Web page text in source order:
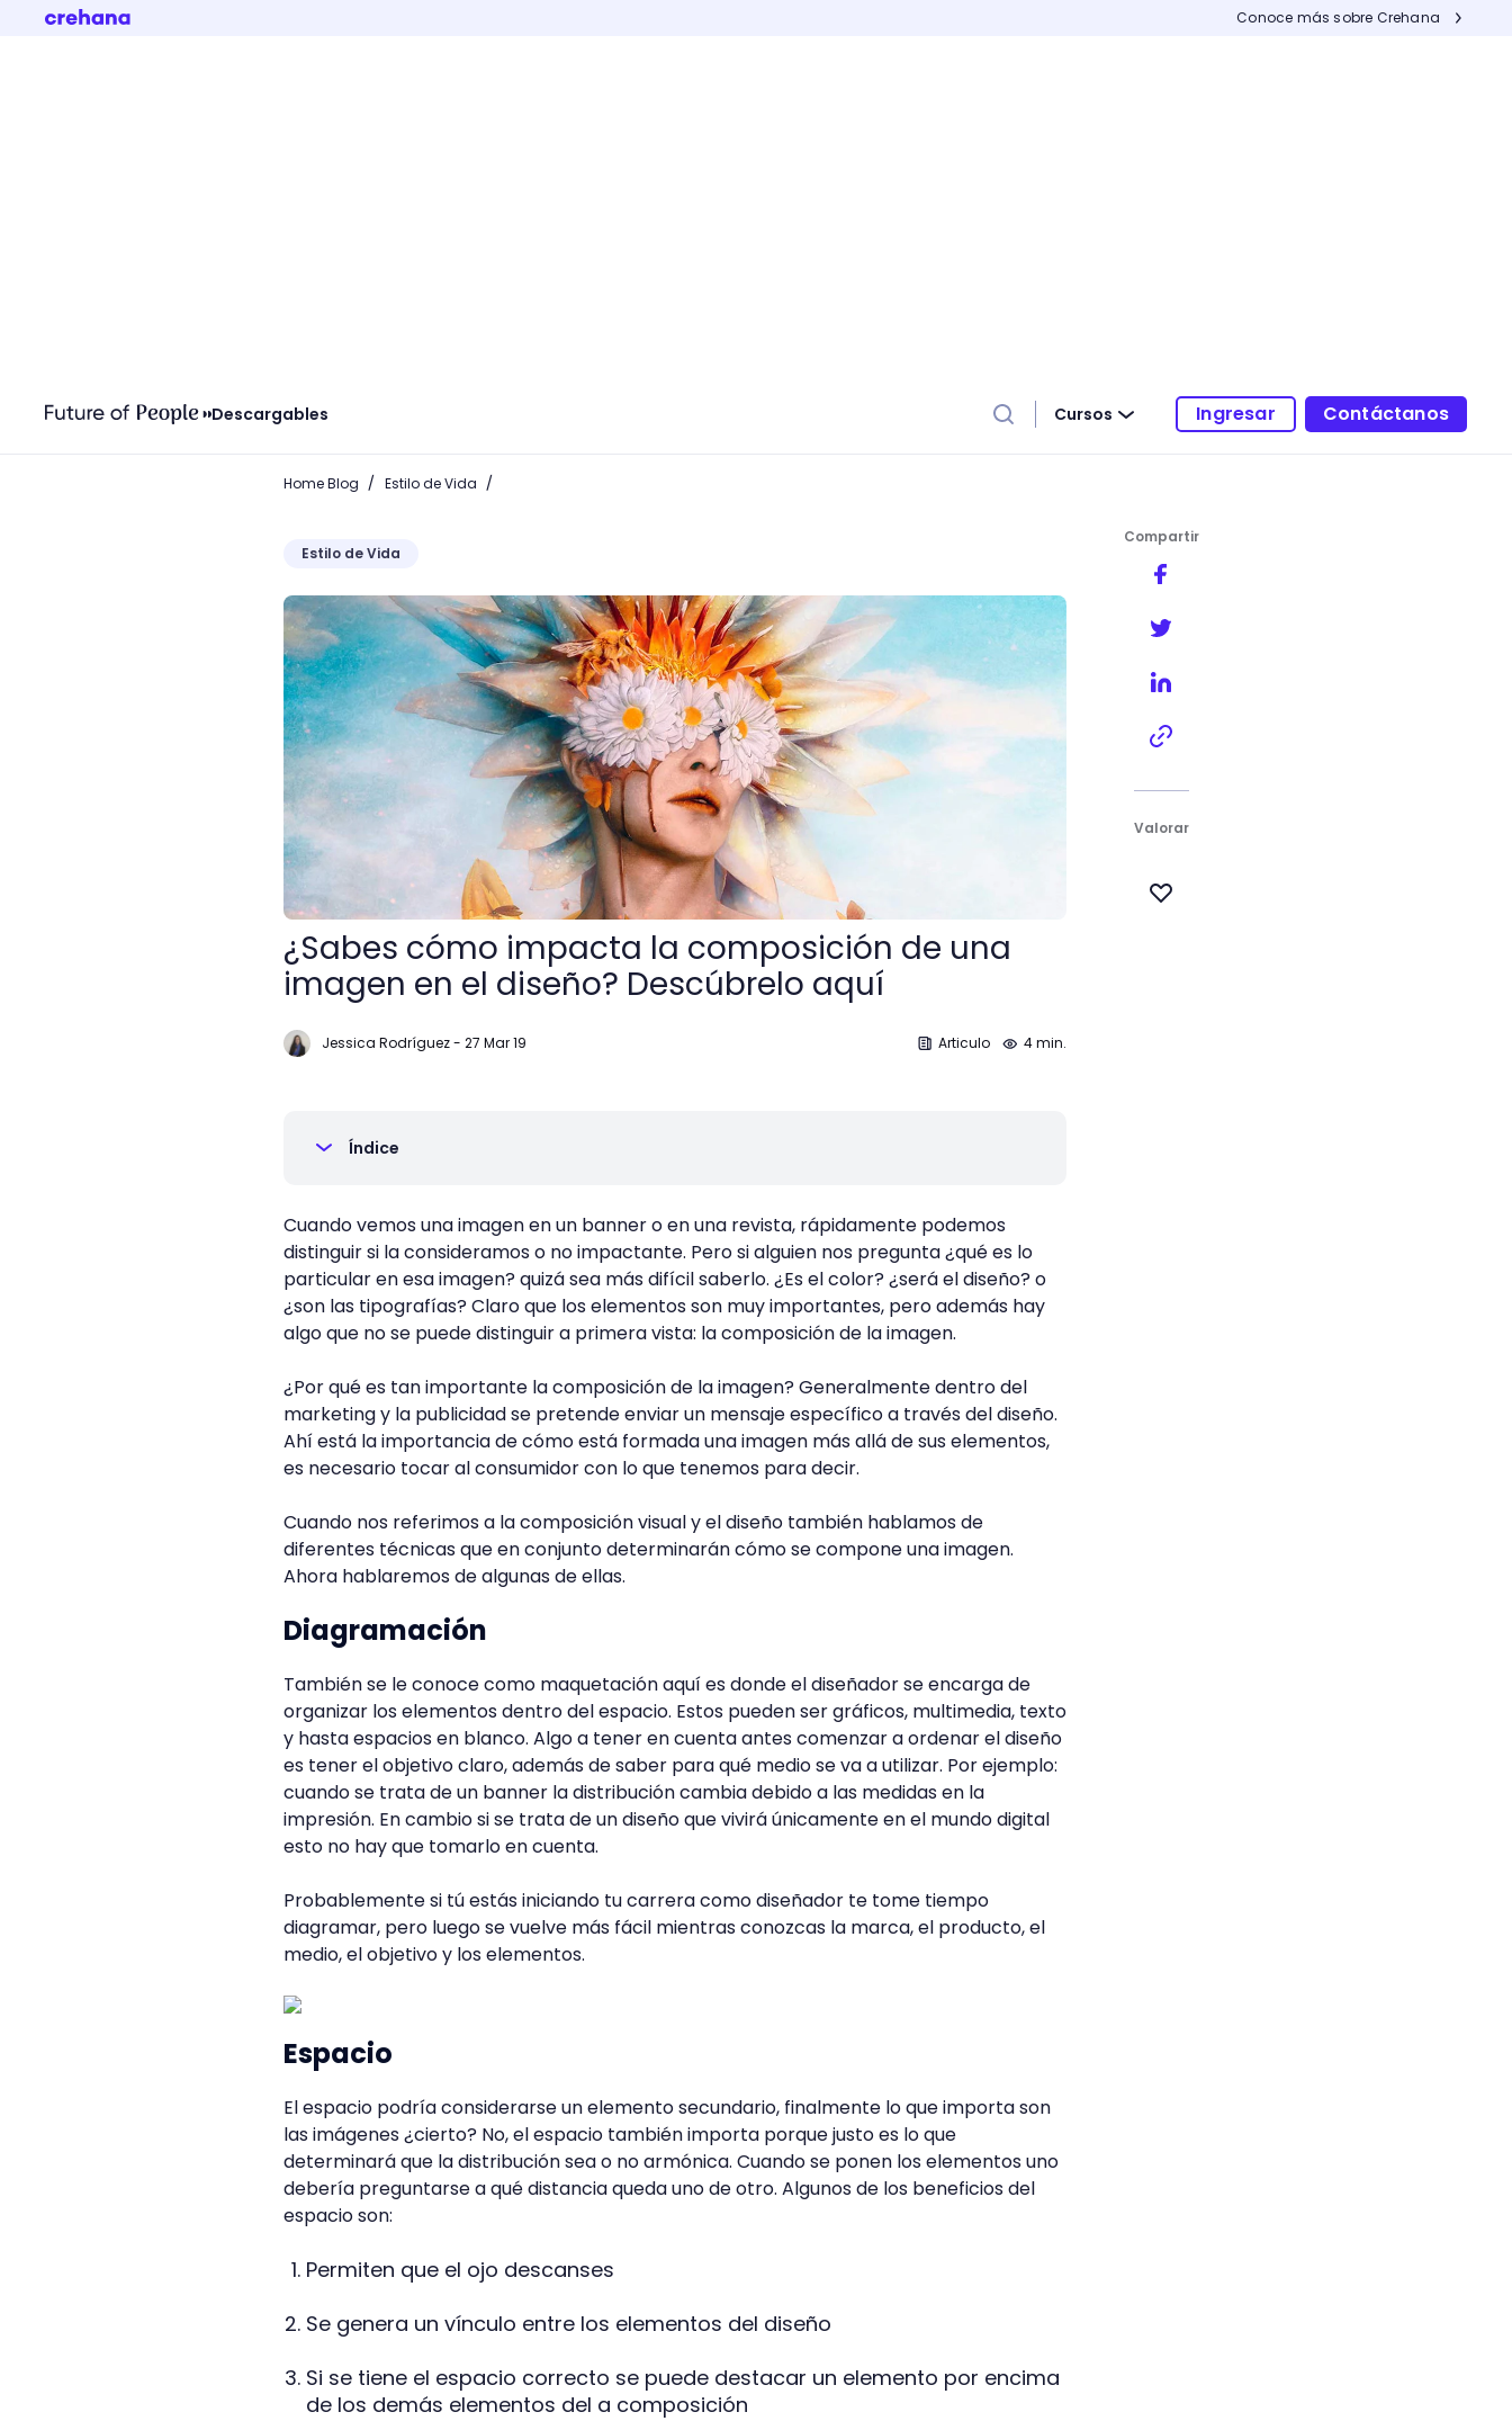
Conoce más sobre Crehana
Descargables Cursos Ingresar Contáctanos
Home Blog / Estilo de Vida /
Estilo de Vida
¿Sabes cómo impacta la composición de una imagen en el diseño? Descúbrelo aquí
¿Sabes cómo impacta la composición de una
imagen en el diseño? Descúbrelo aquí
Jessica Rodríguez- 27 Mar 19 Articulo 4 min.
Índice
Cuando vemos una imagen en un banner o en una revista, rápidamente podemos
distinguir si la consideramos o no impactante. Pero si alguien nos pregunta ¿qué es lo
particular en esa imagen? quizá sea más difícil saberlo. ¿Es el color? ¿será el diseño? o
¿son las tipografías? Claro que los elementos son muy importantes, pero además hay
algo que no se puede distinguir a primera vista: la composición de la imagen.
¿Por qué es tan importante la composición de la imagen? Generalmente dentro del
marketing y la publicidad se pretende enviar un mensaje específico a través del diseño.
Ahí está la importancia de cómo está formada una imagen más allá de sus elementos,
es necesario tocar al consumidor con lo que tenemos para decir.
Cuando nos referimos a la composición visual y el diseño también hablamos de
diferentes técnicas que en conjunto determinarán cómo se compone una imagen.
Ahora hablaremos de algunas de ellas.
Diagramación
También se le conoce como maquetación aquí es donde el diseñador se encarga de
organizar los elementos dentro del espacio. Estos pueden ser gráficos, multimedia, texto
y hasta espacios en blanco. Algo a tener en cuenta antes comenzar a ordenar el diseño
es tener el objetivo claro, además de saber para qué medio se va a utilizar. Por ejemplo:
cuando se trata de un banner la distribución cambia debido a las medidas en la
impresión. En cambio si se trata de un diseño que vivirá únicamente en el mundo digital
esto no hay que tomarlo en cuenta.
Probablemente si tú estás iniciando tu carrera como diseñador te tome tiempo
diagramar, pero luego se vuelve más fácil mientras conozcas la marca, el producto, el
medio, el objetivo y los elementos.
Espacio
El espacio podría considerarse un elemento secundario, finalmente lo que importa son
las imágenes ¿cierto? No, el espacio también importa porque justo es lo que
determinará que la distribución sea o no armónica. Cuando se ponen los elementos uno
debería preguntarse a qué distancia queda uno de otro. Algunos de los beneficios del
espacio son:
Permiten que el ojo descanses
Se genera un vínculo entre los elementos del diseño
Si se tiene el espacio correcto se puede destacar un elemento por encima
de los demás elementos del a composición
Compartir
Valorar